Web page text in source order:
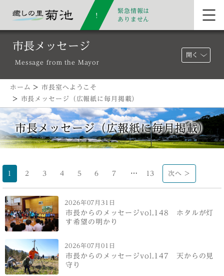
緊急情報は
ありません
市長メッセージ
Message from the Mayor
開く
ホーム >市長室へようこそ
> 市長メッセージ（広報紙に毎月掲載）
市長メッセージ（広報紙に毎月掲載）
1 2 3 4 5 6 7 … 13 次へ >
2026年07月31日
市長からのメッセージvol.148 ホタルが灯
す希望の明かり
2026年07月01日
市長からのメッセージvol.147 天からの見
守り